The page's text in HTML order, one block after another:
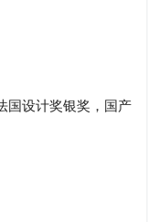
国设计奖银奖，国产